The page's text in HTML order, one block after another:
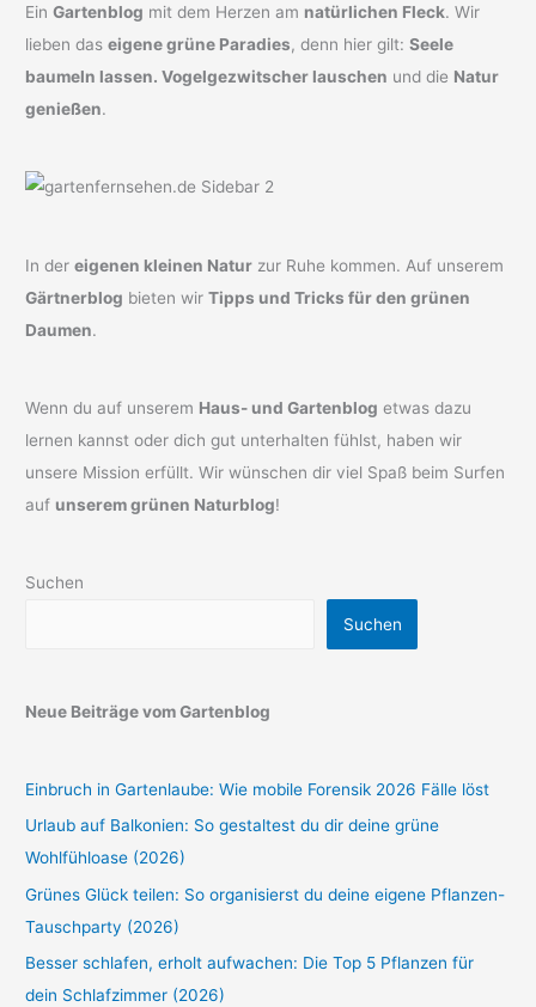
EinGartenblog mit dem Herzen am natürlichen Fleck. Wir
lieben daseigene grüne Paradies, denn hier gilt:Seele
baumeln lassen. Vogelgezwitscher lauschen und die Natur
genießen.
In dereigenen kleinen Natur zur Ruhe kommen. Auf unserem
Gärtnerblog bieten wirTipps und Tricks für den grünen
Daumen.
Wenn du auf unserem Haus- und Gartenblog etwas dazu
lernen kannst oder dich gut unterhalten fühlst, haben wir
unsere Mission erfüllt. Wir wünschen dir viel Spaß beim Surfen
auf unserem grünen Naturblog!
Suchen
Suchen
Neue Beiträge vom Gartenblog
Einbruch in Gartenlaube: Wie mobile Forensik 2026 Fälle löst
Urlaub auf Balkonien: So gestaltest du dir deine grüne
Wohlfühloase (2026)
Grünes Glück teilen: So organisierst du deine eigene Pflanzen-
Tauschparty (2026)
Besser schlafen, erholt aufwachen: Die Top 5 Pflanzen für
dein Schlafzimmer (2026)